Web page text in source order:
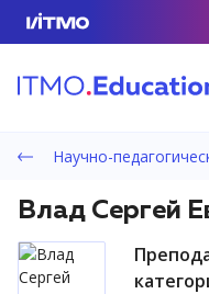
Научно-
Влад Сергей
преподаватель (квалификационная